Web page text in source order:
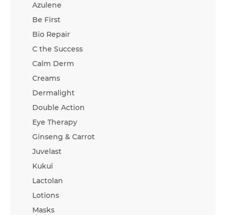
Azulene
Be First
Bio Repair
C the Success
Calm Derm
Creams
Dermalight
Double Action
Eye Therapy
Ginseng & Carrot
Juvelast
Kukui
Lactolan
Lotions
Masks